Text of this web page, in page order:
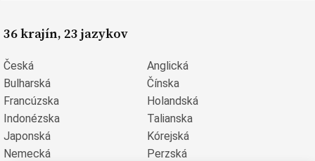
36 krajín, 23 jazykov
Česká
Anglická
Bulharská
Čínska
Francúzska
Holandská
Indonézska
Talianska
Japonská
Kórejská
Nemecká
Perzská